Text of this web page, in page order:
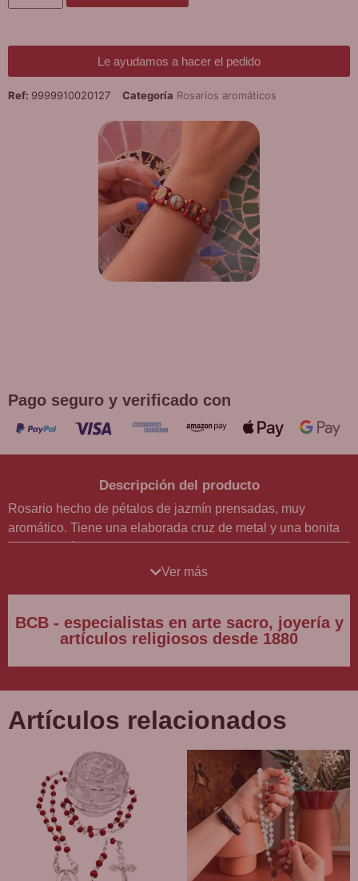
Le ayudamos a hacer el pedido
Ref: 9999910020127 Categoría Rosarios aromáticos
Pago seguro y verificado con
Descripción del producto
Rosario hecho de pétalos de jazmín prensadas, muy
aromático. Tiene una elaborada cruz de metal y una bonita
Virgen María en el cruce. Se entrega con una cajita que
protege el aroma. Disponible en BCB, tienda de artículos
Ver más
BCB - especialistas en arte sacro, joyería y
artículos religiosos desde 1880
Artículos relacionados